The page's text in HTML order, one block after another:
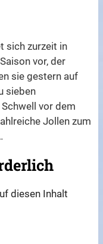
sich zurzeit in
vor, der
sie gestern auf
sieben
vor dem
Jollen zum
diesen Inhalt